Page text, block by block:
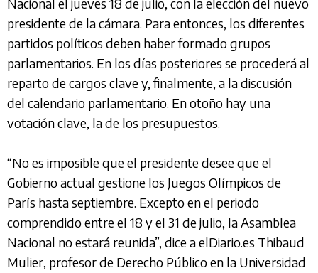
Nacional el jueves 18 de julio, con la elección del nuevo
presidente de la cámara. Para entonces, los diferentes
partidos políticos deben haber formado grupos
parlamentarios. En los días posteriores se procederá al
reparto de cargos clave y, finalmente, a la discusión
del calendario parlamentario. En otoño hay una
votación clave, la de los presupuestos.
“No es imposible que el presidente desee que el
Gobierno actual gestione los Juegos Olímpicos de
París hasta septiembre. Excepto en el periodo
comprendido entre el 18 y el 31 de julio, la Asamblea
Nacional no estará reunida”, dice a elDiario.es Thibaud
Mulier, profesor de Derecho Público en la Universidad